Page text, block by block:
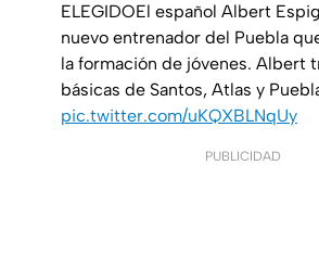
ELEGIDOEl español Albert
nuevo entrenador del Puebla
la formación de jóvenes. Albert
básicas de Santos, Atlas y
pic.twitter.com/uKQXBLNqUy
PUBLICIDAD